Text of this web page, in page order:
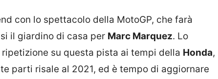
con lo spettacolo della MotoGP, che farà
il giardino di casa per Marc Marquez. Lo
su questa pista ai tempi della Honda,
parti risale al 2021, ed è tempo di aggiornare